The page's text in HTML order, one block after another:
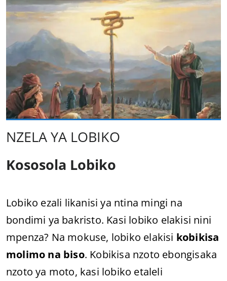
NZELA YA LOBIKO
Kososola Lobiko
Lobiko ezali likanisi ya ntina mingi na
bondimi ya bakristo. Kasi lobiko elakisi nini
mpenza? Na mokuse, lobiko elakisi kobikisa
molimo na biso. Kobikisa nzoto ebongisaka
nzoto ya moto, kasi lobiko etaleli